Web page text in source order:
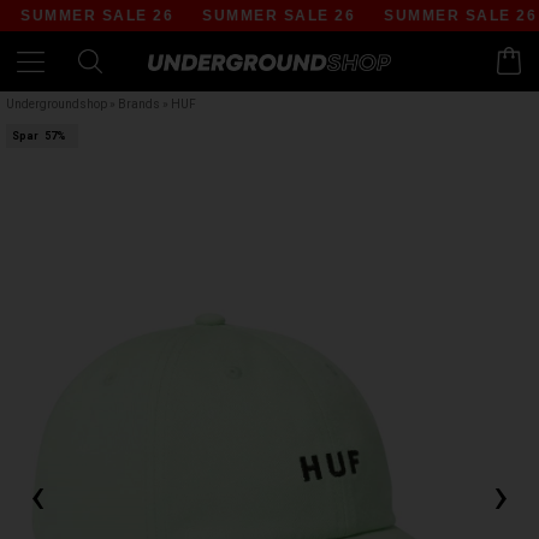
SUMMER SALE 26 SUMMER SALE 26 SUMMER SALE 26
Undergroundshop Brands HUF
Spar 57%
‹ ›